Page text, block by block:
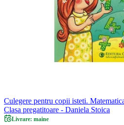
Culegere pentru copii isteti.
Clasa pregatitoare - Daniela Stoica
Livrare: maine